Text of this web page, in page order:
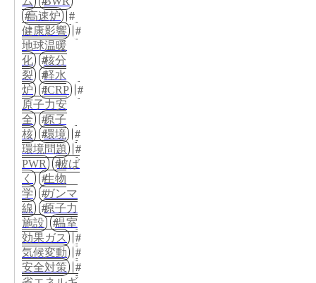
高速炉
健康影響
地球温暖
化
核分
裂
軽水
炉
ICRP
原子力安
全
原子
核
環境
環境問題
PWR
被ば
く
生物
学
ガンマ
線
原子力
施設
温室
効果ガス
気候変動
安全対策